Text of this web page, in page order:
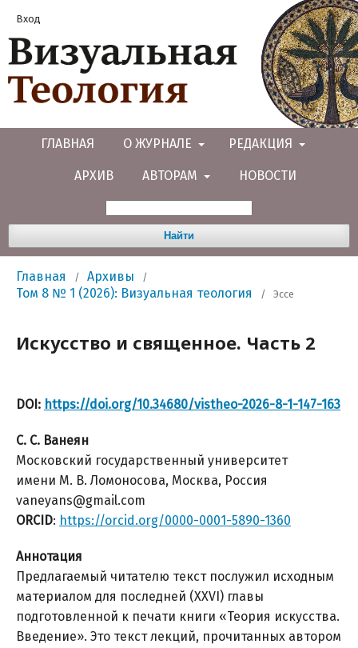
ГЛАВНАЯ О ЖУРНАЛЕ РЕДАКЦИЯ
АРХИВ АВТОРАМ НОВОСТИ
Найти
Вход
Главная / Архивы /
Том 8 № 1 (2026): Визуальная теология / Эссе
Искусство и священное. Часть 2
DOI: https://doi.org/10.34680/vistheo-2026-8-1-147-163
С. С. Ванеян
Московский государственный университет
имени М. В. Ломоносова, Москва, Россия
vaneyans@gmail.com
ORCID: https://orcid.org/0000-0001-5890-1360
Аннотация
Предлагаемый читателю текст послужил исходным
материалом для последней (XXVI) главы
подготовленной к печати книги «Теория искусства.
Введение». Это текст лекций, прочитанных автором